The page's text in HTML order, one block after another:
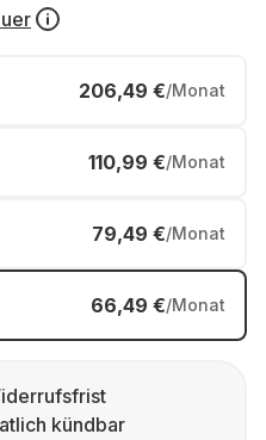
206,49 €/Monat
110,99 €/Monat
79,49 €/Monat
66,49 €/Monat
kündbar